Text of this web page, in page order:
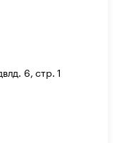
6, стр. 1